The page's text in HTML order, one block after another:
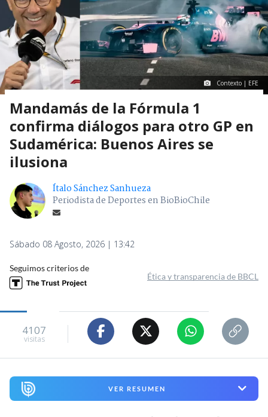
Contexto | EFE
Mandamás de la Fórmula 1
confirma diálogos para otro GP en
Sudamérica: Buenos Aires se
ilusiona
Ítalo Sánchez Sanhueza
Periodista de Deportes en BioBioChile
Sábado 08 Agosto, 2026 | 13:42
Seguimos criterios de
Ética y transparencia de BBCL
4107
visitas
VER RESUMEN